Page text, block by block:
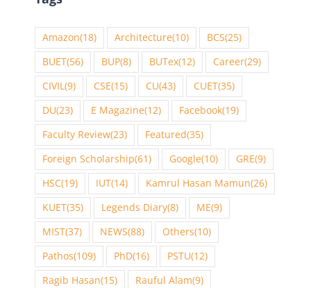
Amazon(18) Architecture(10) BCS(25)
BUET(56) BUP(8) BUTex(12) Career(29)
CIVIL(9) CSE(15) CU(43) CUET(35)
DU(23) E Magazine(12) Facebook(19)
Faculty Review(23) Featured(35)
Foreign Scholarship(61) Google(10) GRE(9)
HSC(19) IUT(14) Kamrul Hasan Mamun(26)
KUET(35) Legends Diary(8) ME(9)
MIST(37) NEWS(88) Others(10)
Pathos(109) PhD(16) PSTU(12)
Ragib Hasan(15) Rauful Alam(9)